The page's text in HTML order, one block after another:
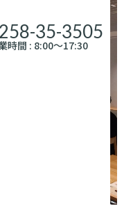
35-3505
時間 : 8:00～17:30